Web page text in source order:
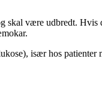
være udbredt.
især hos patienter